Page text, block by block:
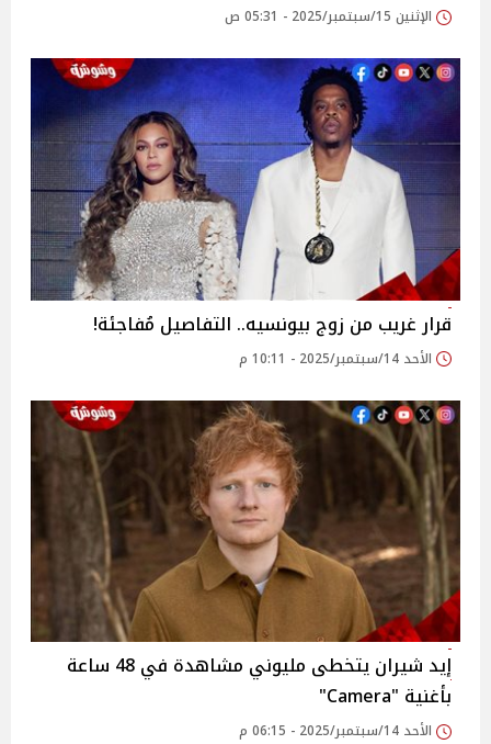
الإثنين 15/سبتمبر/2025 - 05:31 ص
قرار غريب من زوج بيونسيه.. التفاصيل مُفاجئة!
الأحد 14/سبتمبر/2025 - 10:11 م
إيد شيران يتخطى مليوني مشاهدة في 48 ساعة
بأغنية "Camera"
الأحد 14/سبتمبر/2025 - 06:15 م